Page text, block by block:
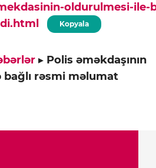
oldurulmesi-ile-
Kopyala
▸ Polis əməkdaşının
rəsmi məlumat